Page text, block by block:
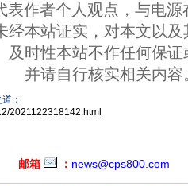
作者个人观点，与电源
经本站证实，对本文以
及时性本站不作任何保
并请自行核实相关内容
：
2021122318142.html
邮箱 ： news@cps800.com